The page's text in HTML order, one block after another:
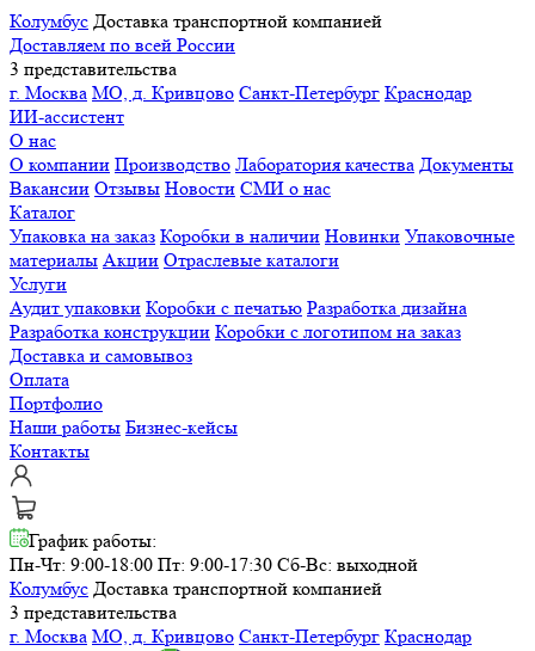
Колумбус Доставка транспортной компанией
Доставляем по всей России
3 представительства
г. Москва МО, д. Кривцово Санкт-Петербург Краснодар
ИИ-ассистент
О нас
О компании Производство Лаборатория качества Документы
Вакансии Отзывы Новости СМИ о нас
Каталог
Упаковка на заказ Коробки в наличии Новинки Упаковочные
материалы Акции Отраслевые каталоги
Услуги
Аудит упаковки Коробки с печатью Разработка дизайна
Разработка конструкции Коробки с логотипом на заказ
Доставка и самовывоз
Оплата
Портфолио
Наши работы Бизнес-кейсы
Контакты
График работы:
Пн-Чт: 9:00-18:00 Пт: 9:00-17:30 Сб-Вс: выходной
Колумбус Доставка транспортной компанией
3 представительства
г. Москва МО, д. Кривцово Санкт-Петербург Краснодар